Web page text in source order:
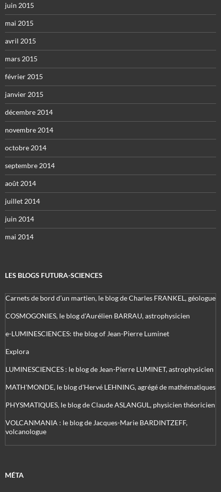
juin 2015
mai 2015
avril 2015
mars 2015
février 2015
janvier 2015
décembre 2014
novembre 2014
octobre 2014
septembre 2014
août 2014
juillet 2014
juin 2014
mai 2014
LES BLOGS FUTURA-SCIENCES
Carnets de bord d’un martien, le blog de Charles FRANKEL, géologue
COSMOGONIES, le blog d'Aurélien BARRAU, astrophysicien
e-LUMINESCIENCES: the blog of Jean-Pierre Luminet
Explora
LUMINESCIENCES : le blog de Jean-Pierre LUMINET, astrophysicien
MATH'MONDE, le blog d'Hervé LEHNING, agrégé de mathématiques
PHYSMATIQUES, le blog de Claude ASLANGUL, physicien théoricien
VOLCANMANIA : le blog de Jacques-Marie BARDINTZEFF,
volcanologue
MÉTA